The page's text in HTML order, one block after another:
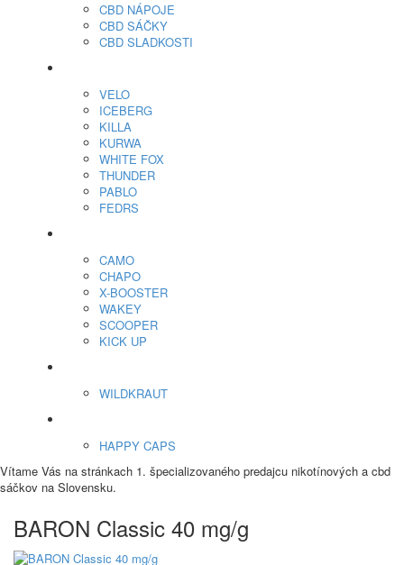
CBD NÁPOJE
CBD SÁČKY
CBD SLADKOSTI
VELO
ICEBERG
KILLA
KURWA
WHITE FOX
THUNDER
PABLO
FEDRS
CAMO
CHAPO
X-BOOSTER
WAKEY
SCOOPER
KICK UP
WILDKRAUT
HAPPY CAPS
Vítame Vás na stránkach 1. špecializovaného predajcu nikotínových a cbd
sáčkov na Slovensku.
BARON Classic 40 mg/g